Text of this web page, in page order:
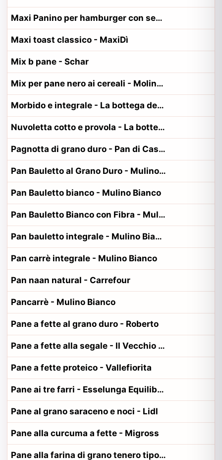
Maxi Panino per hamburger con sesamo - Carrefour
Maxi toast classico - MaxiDì
Mix b pane - Schar
Mix per pane nero ai cereali - Molino Spadoni, Vivifree
Morbido e integrale - La bottega del panino
Nuvoletta cotto e provola - La bottega del panino
Pagnotta di grano duro - Pan di Casa - Mulino Bianco
Pan Bauletto al Grano Duro - Mulino Bianco
Pan Bauletto bianco - Mulino Bianco
Pan Bauletto Bianco con Fibra - Mulino Bianco
Pan bauletto integrale - Mulino Bianco
Pan carrè integrale - Mulino Bianco
Pan naan natural - Carrefour
Pancarrè - Mulino Bianco
Pane a fette al grano duro - Roberto
Pane a fette alla segale - Il Vecchio Fornaio
Pane a fette proteico - Vallefiorita
Pane ai tre farri - Esselunga Equilibrio
Pane al grano saraceno e noci - Lidl
Pane alla curcuma a fette - Migross
Pane alla farina di grano tenero tipo 2